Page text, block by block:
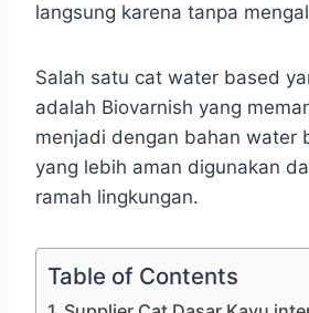
langsung karena tanpa
Salah satu cat water based
adalah Biovarnish yang
menjadi dengan bahan water
yang lebih aman digunakan
ramah lingkungan.
Table of Contents